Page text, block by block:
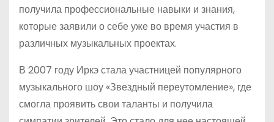
получила профессиональные навыки и знания,
которые заявили о себе уже во время участия в
различных музыкальных проектах.
В 2007 году Иркэ стала участницей популярного
музыкального шоу «Звездный переутомление», где
смогла проявить свои таланты и получила